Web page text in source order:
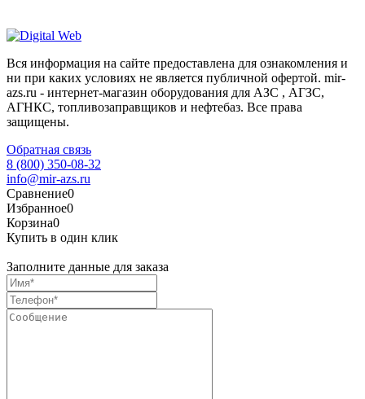
Вся информация на сайте предоставлена для ознакомления и
ни при каких условиях не является публичной офертой. mir-
azs.ru - интернет-магазин оборудования для АЗС , АГЗС,
АГНКС, топливозаправщиков и нефтебаз. Все права
защищены.
Обратная связь
8 (800) 350-08-32
info@mir-azs.ru
Сравнение0
Избранное0
Корзина0
Купить в один клик
Заполните данные для заказа